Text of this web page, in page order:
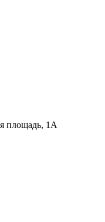
площадь, 1А